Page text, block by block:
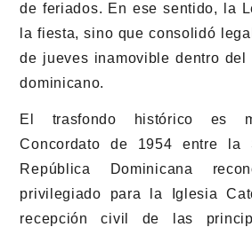
de feriados. En ese sentido, la
la fiesta, sino que consolidó
de jueves inamovible dentro del
dominicano.
El trasfondo histórico es
Concordato de 1954 entre la
República Dominicana
privilegiado para la Iglesia
recepción civil de las